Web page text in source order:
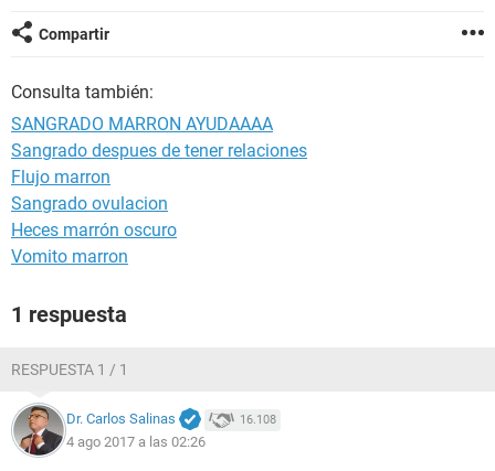
GLOSARIO
Compartir
Consulta también:
SANGRADO MARRON AYUDAAAA
Sangrado despues de tener relaciones
Flujo marron
Sangrado ovulacion
Heces marrón oscuro
Vomito marron
1 respuesta
RESPUESTA 1 / 1
Dr. Carlos Salinas 16.108
4 ago 2017 a las 02:26